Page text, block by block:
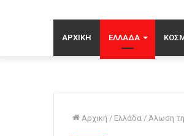
ΑΡΧΙΚΉ ΕΛΛΆΔΑ
Αρχική / Ελλάδα / Άλωση